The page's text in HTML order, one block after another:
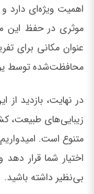
اهمیت ویژه‌ای دارد
موثری در حفظ این
عنوان مکانی برای
محافظت‌شده توسط
در نهایت، بازدید از
زیبایی‌های طبیعت،
متنوع است.
اختیار شما قرار
بی‌نظیر داشته باشید.